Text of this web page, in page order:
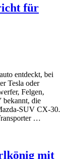
für
entdeckt, bei
Tesla oder
Felgen,
bekannt, die
SUV CX-30.
…
mit